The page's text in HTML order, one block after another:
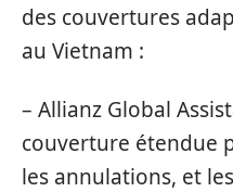
des couvertures
au Vietnam :
– Allianz Global
couverture étendue
les annulations, et